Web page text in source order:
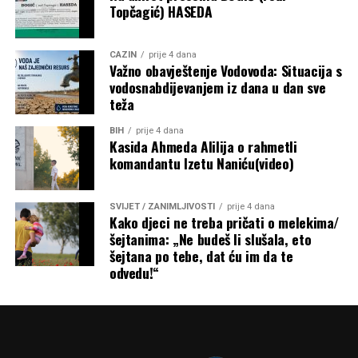
Topčagić) HASEDA
CAZIN prije 4 dana
Važno obavještenje Vodovoda: Situacija s
vodosnabdijevanjem iz dana u dan sve
teža
BIH prije 4 dana
Kasida Ahmeda Alilija o rahmetli
komandantu Izetu Naniću(video)
SVIJET / ZANIMLJIVOSTI prije 4 dana
Kako djeci ne treba pričati o melekima/
šejtanima: „Ne budeš li slušala, eto
šejtana po tebe, dat ću im da te
odvedu!“